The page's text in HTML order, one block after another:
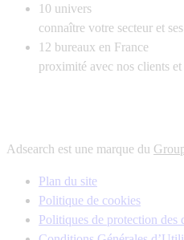
10 univers
connaître votre secteur et
12 bureaux en France
proximité avec nos clients et
Adsearch est une marque du
Plan du site
Politique de cookies
Politiques de protection des